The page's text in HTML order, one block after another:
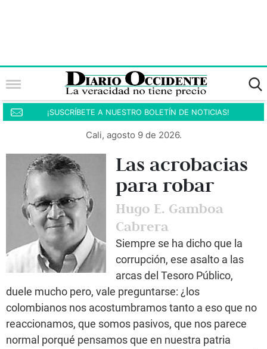
¡SUSCRÍBETE A NUESTRO BOLETÍN DE NOTICIAS!
Cali, agosto 9 de 2026.
Las acrobacias
para robar
Hugo E. Gamboa
Cabrera
Siempre se ha dicho que la
corrupción, ese asalto a las
arcas del Tesoro Público,
duele mucho pero, vale preguntarse: ¿los
colombianos nos acostumbramos tanto a eso que no
reaccionamos, que somos pasivos, que nos parece
normal porqué pensamos que en nuestra patria